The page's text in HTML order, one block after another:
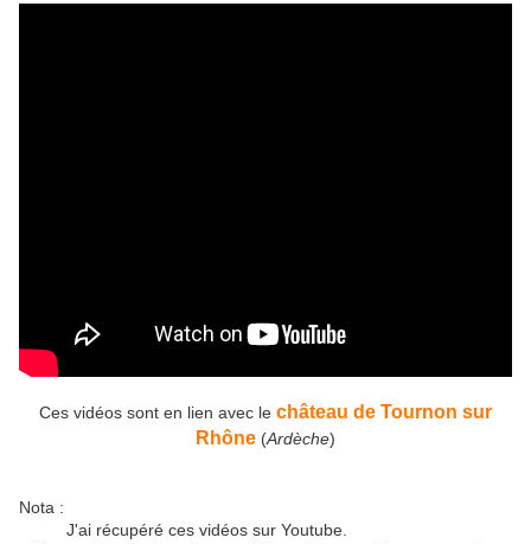
Ces vidéos sont en lien avec le château de Tournon sur
Rhône (Ardèche)
Nota :
J'ai récupéré ces vidéos sur Youtube.